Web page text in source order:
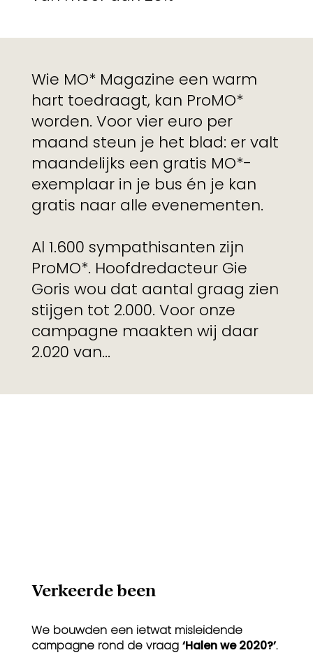
Wie MO* Magazine een warm
hart toedraagt, kan ProMO*
worden. Voor vier euro per
maand steun je het blad: er valt
maandelijks een gratis MO*-
exemplaar in je bus én je kan
gratis naar alle evenementen.
Al 1.600 sympathisanten zijn
ProMO*. Hoofdredacteur Gie
Goris wou dat aantal graag zien
stijgen tot 2.000. Voor onze
campagne maakten wij daar
2.020 van...
Verkeerde been
We bouwden een ietwat misleidende
campagne rond de vraag ‘Halen we 2020?’.